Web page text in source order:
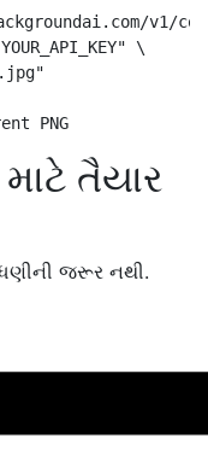
v1/
\
PNG
તૈયાર
જરૂર નથી.